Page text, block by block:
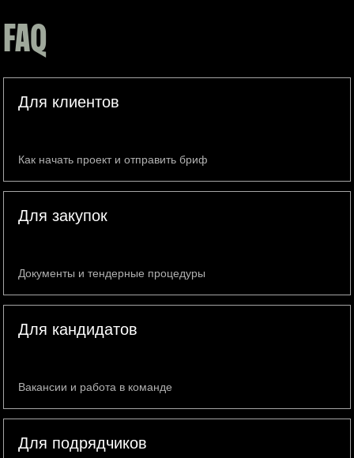
FAQ
Для клиентов
Как начать проект и отправить бриф
Для закупок
Документы и тендерные процедуры
Для кандидатов
Вакансии и работа в команде
Для подрядчиков